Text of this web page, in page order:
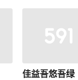
佳益吾悠吾绿